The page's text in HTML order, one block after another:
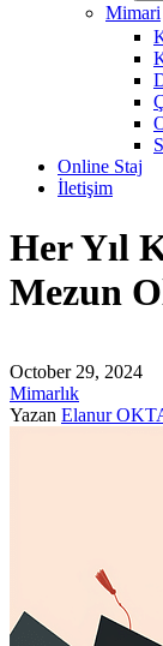
Mimari
Online Staj
İletişim
Her Yıl
Mezun
October 29, 2024
Mimarlık
Yazan Elanur